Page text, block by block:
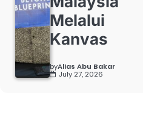
Melalui
Kanvas
byAlias Abu Bakar
July 27, 2026